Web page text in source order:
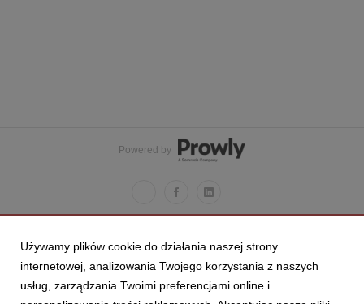
Powered by
Używamy plików cookie do działania naszej strony
internetowej, analizowania Twojego korzystania z naszych
usług, zarządzania Twoimi preferencjami online i